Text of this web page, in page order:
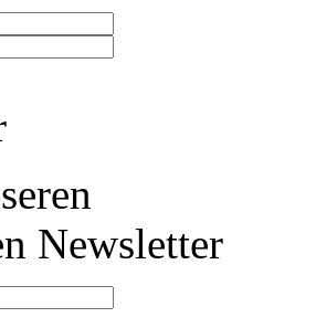
Newsletter